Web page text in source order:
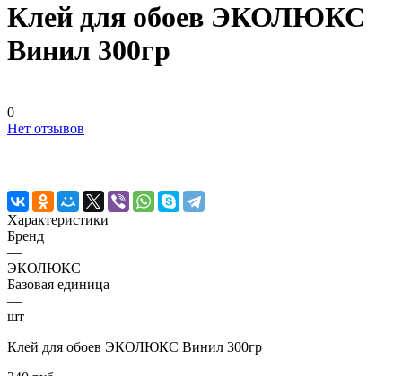
Клей для обоев ЭКОЛЮКС
Винил 300гр
0
Нет отзывов
Характеристики
Бренд
—
ЭКОЛЮКС
Базовая единица
—
шт
Клей для обоев ЭКОЛЮКС Винил 300гр